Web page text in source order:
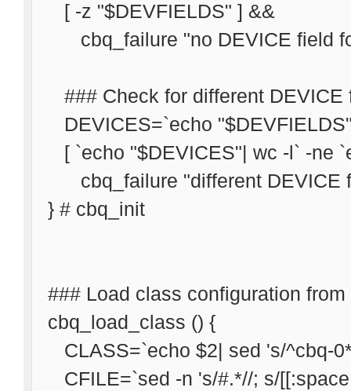
[ -z "$DEVFIELDS" ] &&
cbq_failure "no DEVICE field
### Check for different DEVICE
DEVICES=`echo
[ `echo "$DEVICES"| wc -l` -ne
cbq_failure "different DEVICE
} # cbq_init
### Load class configuration from
cbq_load_class () {
CLASS=`echo $2| sed 's/^cbq-
CFILE=`sed -n 's/#.*//; s/